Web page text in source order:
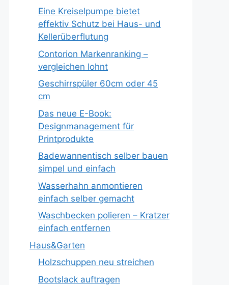
Eine Kreiselpumpe bietet
effektiv Schutz bei Haus- und
Kellerüberflutung
Contorion Markenranking –
vergleichen lohnt
Geschirrspüler 60cm oder 45
cm
Das neue E-Book:
Designmanagement für
Printprodukte
Badewannentisch selber bauen
simpel und einfach
Wasserhahn anmontieren
einfach selber gemacht
Waschbecken polieren – Kratzer
einfach entfernen
Haus&Garten
Holzschuppen neu streichen
Bootslack auftragen